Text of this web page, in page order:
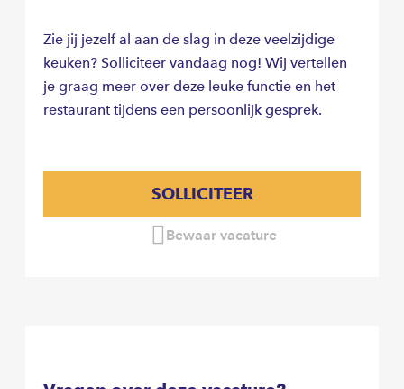
Zie jij jezelf al aan de slag in deze veelzijdige
keuken? Solliciteer vandaag nog! Wij vertellen
je graag meer over deze leuke functie en het
restaurant tijdens een persoonlijk gesprek.
SOLLICITEER
Bewaar vacature